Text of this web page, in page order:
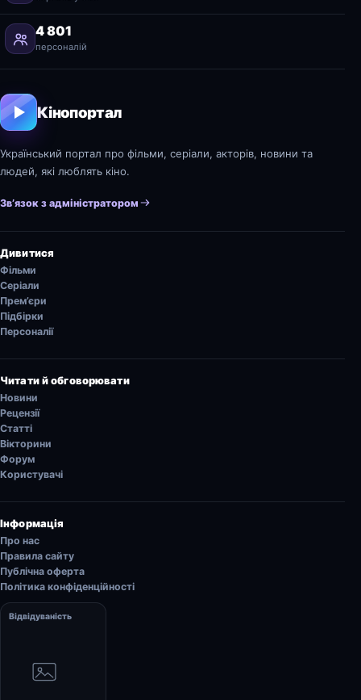
4 801
персоналій
Кінопортал
Український портал про фільми, серіали, акторів, новини та
людей, які люблять кіно.
Зв’язок з адміністратором
Дивитися
Фільми
Серіали
Прем’єри
Підбірки
Персоналії
Читати й обговорювати
Новини
Рецензії
Статті
Вікторини
Форум
Користувачі
Інформація
Про нас
Правила сайту
Публічна оферта
Політика конфіденційності
Відвідуваність